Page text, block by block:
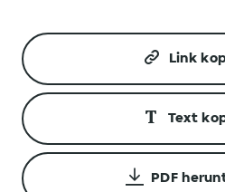
Link
Text
PDF